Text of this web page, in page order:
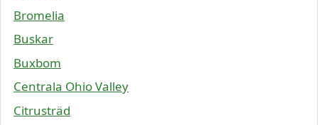
Bromelia
Buskar
Buxbom
Centrala Ohio Valley
Citrusträd